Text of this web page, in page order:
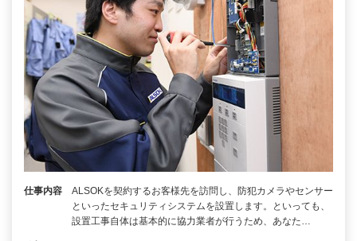
仕事内容
ALSOKを契約するお客様先を訪問し、防犯カメラやセンサー
といったセキュリティシステムを設置します。といっても、
設置工事自体は基本的に協力業者が行うため、あなた…